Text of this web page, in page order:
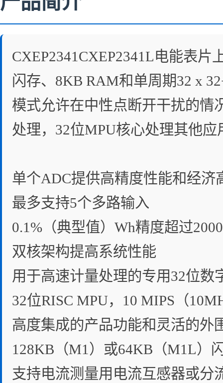
CXEP2341CXEP2341L电能表
闪存、8KB RAM和单周期32 x
模式允许在中性点断开干扰的情
处理，32位MPU核心处理其他
单个ADC提供高精度性能和经济
最多支持5个多路输入
0.1%（典型值）Wh精度超过
双核架构提高系统性能
用于高速计量处理的专用32位数
32位RISC MPU，10 MIPS（
高度集成的产品功能和灵活的外
128KB（M1）或64KB（M1L）
支持电流测量用电流互感器或分